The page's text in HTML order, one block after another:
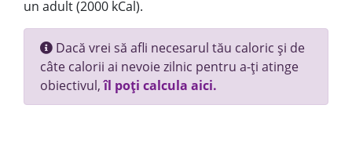
un adult (2000 kCal).
Dacă vrei să afli necesarul tău caloric și de
câte calorii ai nevoie zilnic pentru a-ți atinge
obiectivul,îl poți calcula aici.